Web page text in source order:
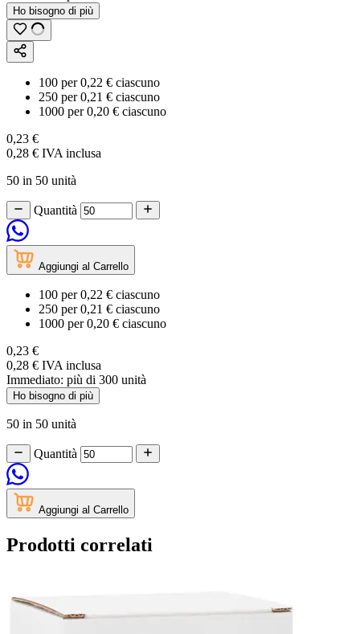
Ho bisogno di più
100 per0,22 € ciascuno
250 per0,21 € ciascuno
1000 per0,20 € ciascuno
0,23 €
0,28 € IVA inclusa
50 in 50 unità
Quantità
Aggiungi al Carrello
100 per0,22 € ciascuno
250 per0,21 € ciascuno
1000 per0,20 € ciascuno
0,23 €
0,28 € IVA inclusa
Immediato: più di 300 unità
Ho bisogno di più
50 in 50 unità
Quantità
Aggiungi al Carrello
Prodotti correlati